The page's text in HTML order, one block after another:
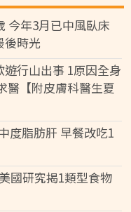
今年3月已中風臥床
後時光
行山出事 1原因全身
醫【附皮膚科醫生夏
度脂肪肝 早餐改吃1
國研究揭1類型食物